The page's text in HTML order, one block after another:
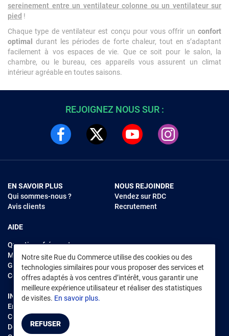
sereinement entre un ventilateur colonne ou un ventilateur sur
pied !
Chaque type de ventilateur est conçu pour vous offrir un confort
optimal durant les périodes de forte chaleur, tout en s’adaptant
facilement à vos espaces de vie. Que ce soit pour le salon, la
chambre, ou le bureau, ces appareils vous assurent un climat
intérieur agréable en toutes saisons.
REJOIGNEZ NOUS SUR :
EN SAVOIR PLUS
Qui sommes-nous ?
Avis clients
AIDE
Questions fréquentes
Modes de règlements
Garantie et retours
Contacter Rue du Commerce
NOUS REJOINDRE
Vendez sur RDC
Recrutement
INFORMATIONS LÉGALES
Environnement
CGV /CGU Marketplace
Données personnelles
Notre site Rue du Commerce utilise des cookies ou des
technologies similaires pour vous proposer des services et
offres adaptés à vos centres d’intérêt, vous garantir une
meilleure expérience utilisateur et réaliser des statistiques
de visites. En savoir plus.
REFUSER